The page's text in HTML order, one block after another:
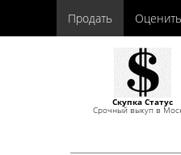
Продать Оценить
Скупка Статус
Срочный выкуп в